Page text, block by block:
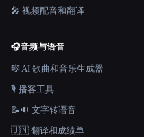
🎤 视频配音和翻译
🎧音频与语音
🎼 AI 歌曲和音乐生成器
🎙️ 播客工具
📝🔉 文字转语音
🇺🇳 翻译和成绩单